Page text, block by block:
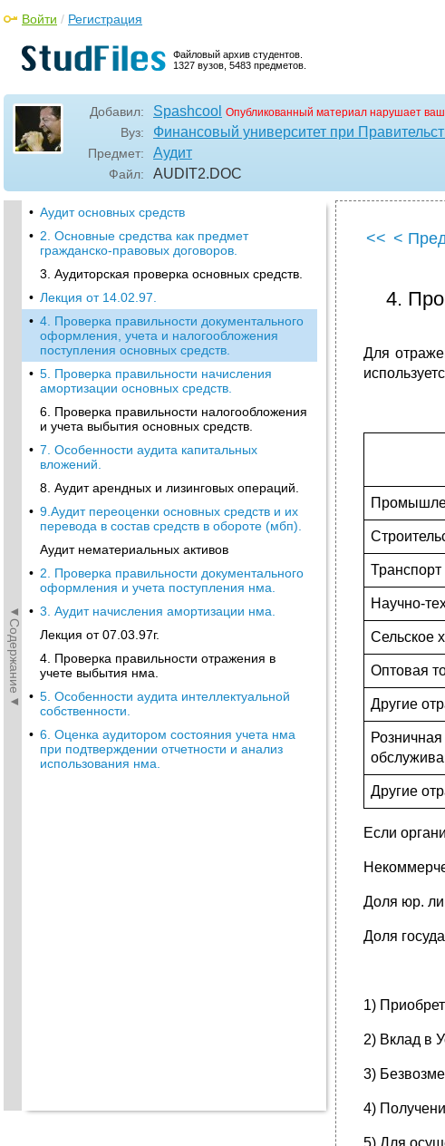
Файловый архив студентов.
1327 вузов, 5483 предметов.
Войти / Регистрация
Добавил: Spashcool Опубликованный материал нарушает
Вуз: Финансовый университет при
Предмет: Аудит
Файл: AUDIT2.DOC
◄Содержание◄
• Аудит основных средств
• 2. Основные средства как предмет
гражданско-правовых договоров.
3. Аудиторская проверка основных средств.
• Лекция от 14.02.97.
• 4. Проверка правильности документального
оформления, учета и налогообложения
поступления основных средств.
• 5. Проверка правильности начисления
амортизации основных средств.
6. Проверка правильности налогообложения
и учета выбытия основных средств.
• 7. Особенности аудита капитальных
вложений.
8. Аудит арендных и лизинговых операций.
• 9.Аудит переоценки основных средств и их
перевода в состав средств в обороте (мбп).
Аудит нематериальных активов
• 2. Проверка правильности документального
оформления и учета поступления нма.
• 3. Аудит начисления амортизации нма.
Лекция от 07.03.97г.
4. Проверка правильности отражения в
учете выбытия нма.
• 5. Особенности аудита интеллектуальной
собственности.
• 6. Оценка аудитором состояния учета нма
при подтверждении отчетности и анализ
использования нма.
<< <
4.
Для
Транспорт
Научно-
Сельское
Оптовая
Другие
Другие
Если
Доля юр.
Доля
1)
2) Вклад в
3)
4)
5) Для